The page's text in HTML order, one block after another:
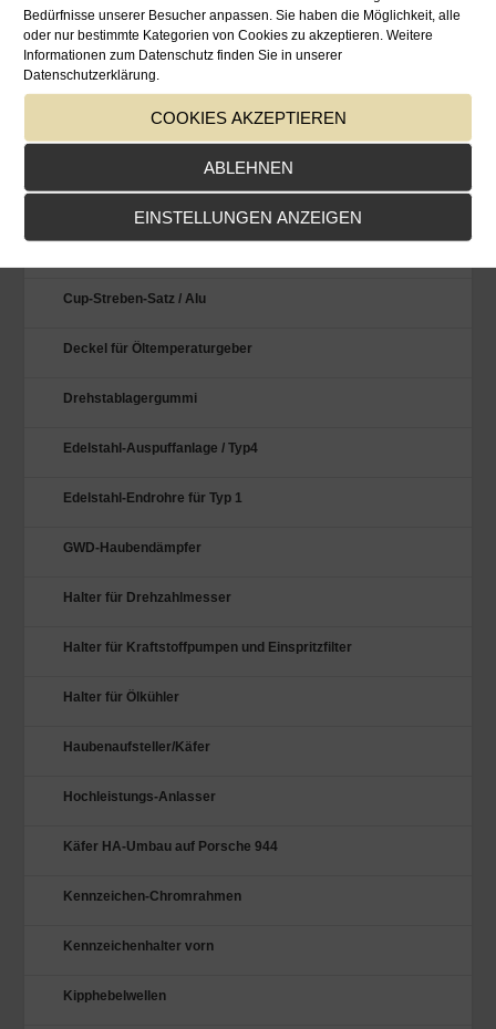
Bedürfnisse unserer Besucher anpassen. Sie haben die Möglichkeit, alle
oder nur bestimmte Kategorien von Cookies zu akzeptieren. Weitere
Informationen zum Datenschutz finden Sie in unserer
Datenschutzerklärung.
COOKIES AKZEPTIEREN
ABLEHNEN
EINSTELLUNGEN ANZEIGEN
Achstraghebel / spezial
Cup-Streben-Satz / Alu
Deckel für Öltemperaturgeber
Drehstablagergummi
Edelstahl-Auspuffanlage / Typ4
Edelstahl-Endrohre für Typ 1
GWD-Haubendämpfer
Halter für Drehzahlmesser
Halter für Kraftstoffpumpen und Einspritzfilter
Halter für Ölkühler
Haubenaufsteller/Käfer
Hochleistungs-Anlasser
Käfer HA-Umbau auf Porsche 944
Kennzeichen-Chromrahmen
Kennzeichenhalter vorn
Kipphebelwellen